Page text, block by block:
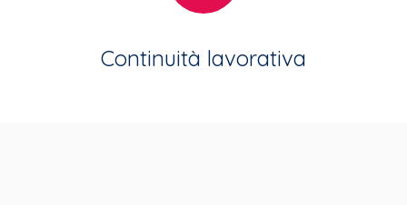
Continuità lavorativa